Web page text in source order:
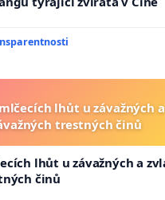
lhůt u závažných
trestných činů
lhůt u závažných a
činů